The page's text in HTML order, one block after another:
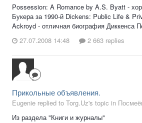
Possession: A Romance by A.S. Byatt -
Букера за 1990-й Dickens: Public Life &
Ackroyd - отличная биография Диккенса
27.07.2008 14:48
2 663 replies
Прикольные объявления.
Eugenie replied to Torg.Uz's topic in
Из раздела "Книги и журналы"